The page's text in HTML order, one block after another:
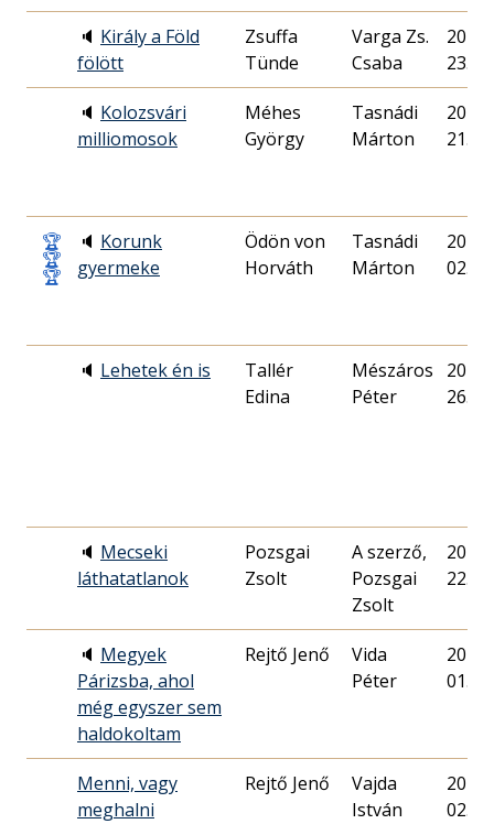
🔈 Király a Föld
fölött
Zsuffa
Tünde
Varga Zs.
Csaba
2021.
23.
🔈 Kolozsvári
milliomosok
Méhes
György
Tasnádi
Márton
2014.
21.
🏆
🏆
🏆
🔈 Korunk
gyermeke
Ödön von
Horváth
Tasnádi
Márton
2013.
02.
🔈 Lehetek én is
Tallér
Edina
Mészáros
Péter
2014.
26.
🔈 Mecseki
láthatatlanok
Pozsgai
Zsolt
A szerző,
Pozsgai
Zsolt
2016.
22.
🔈 Megyek
Párizsba, ahol
még egyszer sem
haldokoltam
Rejtő Jenő
Vida
Péter
2018.
01.
Menni, vagy
meghalni
Rejtő Jenő
Vajda
István
2016.
02.